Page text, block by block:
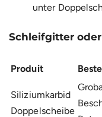
unter
Schleifgitter
Produit
Siliziumkarbid
Doppelscheibe